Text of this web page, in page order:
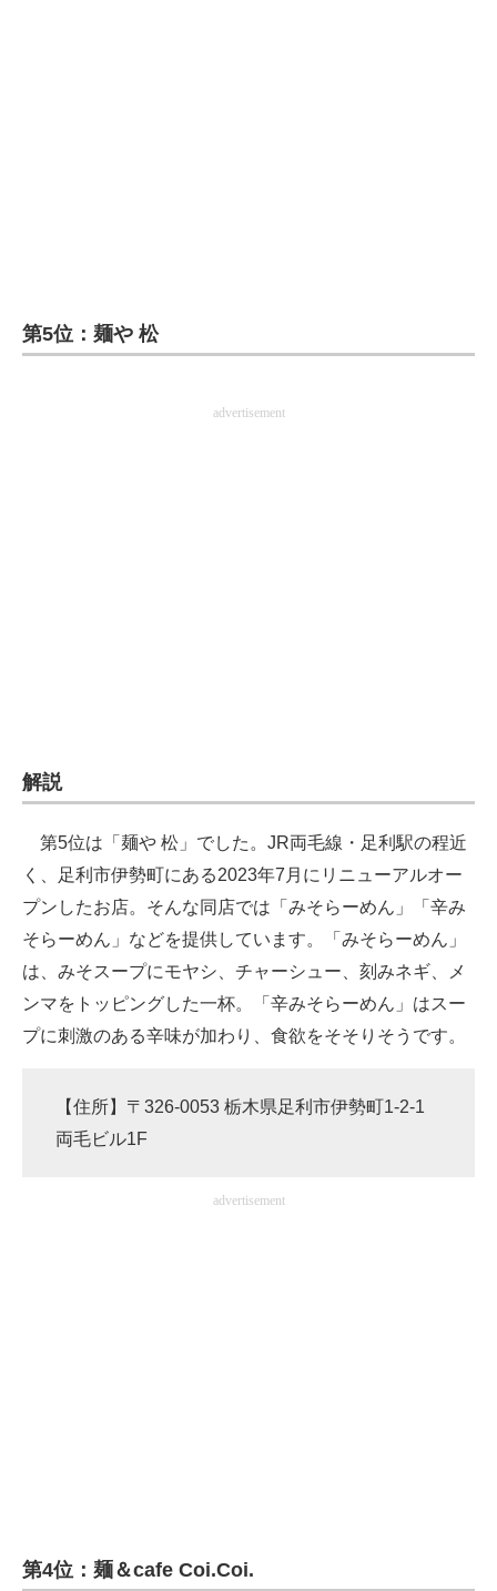
製造業のIT導入・活用を支援
第5位：麺や 松
advertisement
解説
第5位は「麺や 松」でした。JR両毛線・足利駅の程近
く、足利市伊勢町にある2023年7月にリニューアルオー
プンしたお店。そんな同店では「みそらーめん」「辛み
そらーめん」などを提供しています。「みそらーめん」
は、みそスープにモヤシ、チャーシュー、刻みネギ、メ
ンマをトッピングした一杯。「辛みそらーめん」はスー
プに刺激のある辛味が加わり、食欲をそそりそうです。
【住所】〒326-0053 栃木県足利市伊勢町1-2-1
両毛ビル1F
advertisement
第4位：麺＆cafe Coi.Coi.